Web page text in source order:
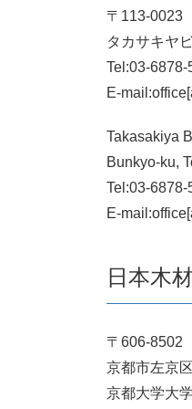
〒113-0023
タカサキヤ
Tel:03-6878-
E-
Takasakiya
Bunkyo-ku,
Tel:03-6878-
E-
日本木
〒606-8502
京都市左京
京都大学大